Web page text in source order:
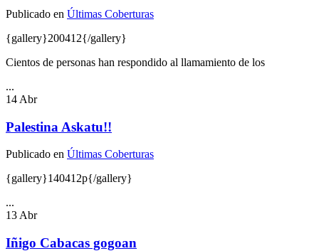
Publicado en Últimas Coberturas
{gallery}200412{/gallery}
Cientos de personas han respondido al llamamiento de los
...
14 Abr
Palestina Askatu!!
Publicado en Últimas Coberturas
{gallery}140412p{/gallery}
...
13 Abr
Iñigo Cabacas gogoan